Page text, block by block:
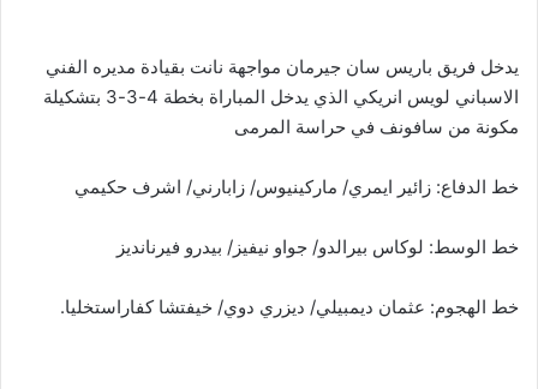
يدخل فريق باريس سان جيرمان مواجهة نانت بقيادة مديره الفني
الاسباني لويس انريكي الذي يدخل المباراة بخطة 4-3-3 بتشكيلة
مكونة من سافونف في حراسة المرمى
خط الدفاع: زائير ايمري/ ماركينيوس/ زابارني/ اشرف حكيمي
خط الوسط: لوكاس بيرالدو/ جواو نيفيز/ بيدرو فيرنانديز
خط الهجوم: عثمان ديمبيلي/ ديزري دوي/ خيفتشا كفاراستخليا.